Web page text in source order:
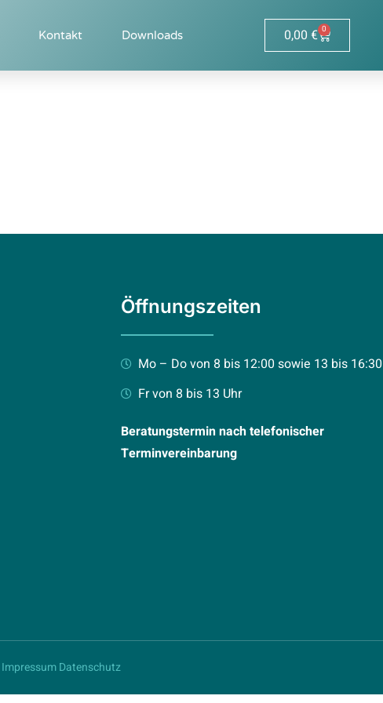
Kontakt Downloads 0,00 € 0
Öffnungszeiten
Mo – Do von 8 bis 12:00 sowie 13 bis 16:30
Fr von 8 bis 13 Uhr
Beratungstermin nach telefonischer
Terminvereinbarung
Impressum Datenschutz